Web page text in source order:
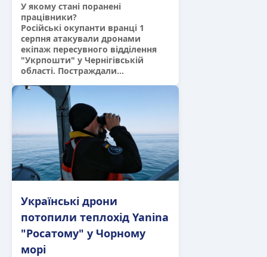
У якому стані поранені
працівники?
Російські окупанти вранці 1
серпня атакували дронами
екіпаж пересувного відділення
"Укрпошти" у Чернігівській
області. Постраждали...
Українські дрони
потопили теплохід Yanina
"Росатому" у Чорному
морі